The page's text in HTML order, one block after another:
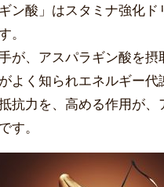
ギン酸」はスタミナ強化
。
が、アスパラギン酸を摂
よく知られエネルギー代
抗力を、高める作用が、
す。